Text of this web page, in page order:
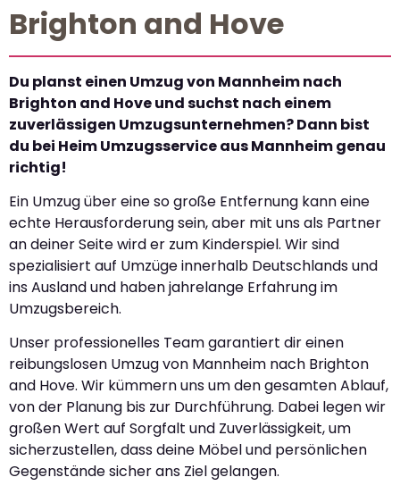
Brighton and Hove
Du planst einen Umzug von Mannheim nach
Brighton and Hove und suchst nach einem
zuverlässigen Umzugsunternehmen? Dann bist
du bei Heim Umzugsservice aus Mannheim genau
richtig!
Ein Umzug über eine so große Entfernung kann eine
echte Herausforderung sein, aber mit uns als Partner
an deiner Seite wird er zum Kinderspiel. Wir sind
spezialisiert auf Umzüge innerhalb Deutschlands und
ins Ausland und haben jahrelange Erfahrung im
Umzugsbereich.
Unser professionelles Team garantiert dir einen
reibungslosen Umzug von Mannheim nach Brighton
and Hove. Wir kümmern uns um den gesamten Ablauf,
von der Planung bis zur Durchführung. Dabei legen wir
großen Wert auf Sorgfalt und Zuverlässigkeit, um
sicherzustellen, dass deine Möbel und persönlichen
Gegenstände sicher ans Ziel gelangen.